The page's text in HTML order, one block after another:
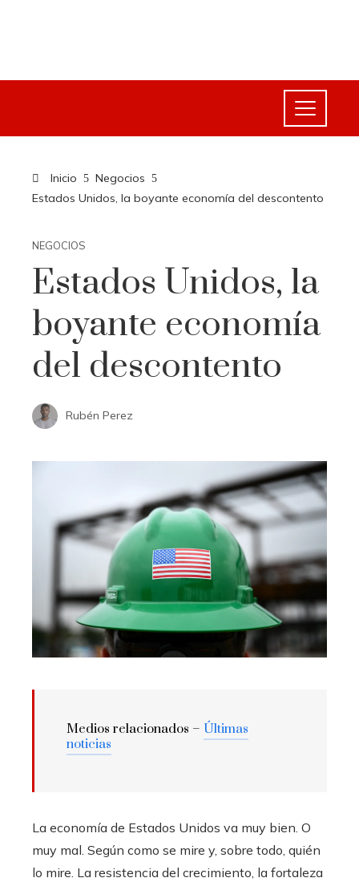
Inicio
Negocios
Estados Unidos, la boyante economía del descontento
NEGOCIOS
Estados Unidos, la
boyante economía
del descontento
Rubén Perez
Medios relacionados – Últimas
noticias
La economía de Estados Unidos va muy bien. O
muy mal. Según como se mire y, sobre todo, quién
lo mire. La resistencia del crecimiento, la fortaleza